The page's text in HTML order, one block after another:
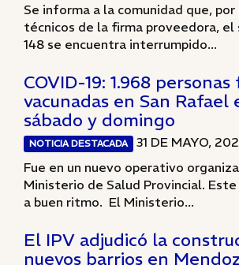
Se informa a la comunidad que, por
técnicos de la firma proveedora, el
148 se encuentra interrumpido...
COVID-19: 1.968
vacunadas en San Rafael
sábado y domingo
NOTICIA DESTACADA
31 DE MAYO,
Fue en un nuevo operativo
Ministerio de Salud Provincial.
a buen ritmo. El Ministerio...
El IPV adjudicó la
nuevos barrios en